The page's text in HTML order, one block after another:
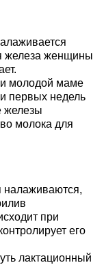
железа женщины
и молодой маме
первых недель
железы
молока для
налаживаются,
при
его
лактационный